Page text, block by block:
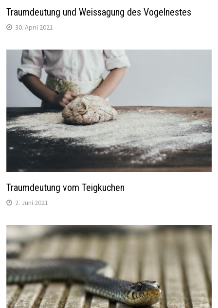
Traumdeutung und Weissagung des Vogelnestes
30. April 2021
Traumdeutung vom Teigkuchen
2. Juni 2021